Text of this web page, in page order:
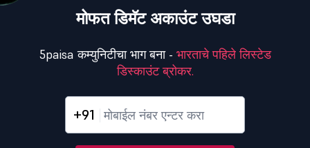
मोफत डिमॅट अकाउंट उघडा
5paisa कम्युनिटीचा भाग बना - भारताचे पहिले लिस्टेड
डिस्काउंट ब्रोकर.
+91